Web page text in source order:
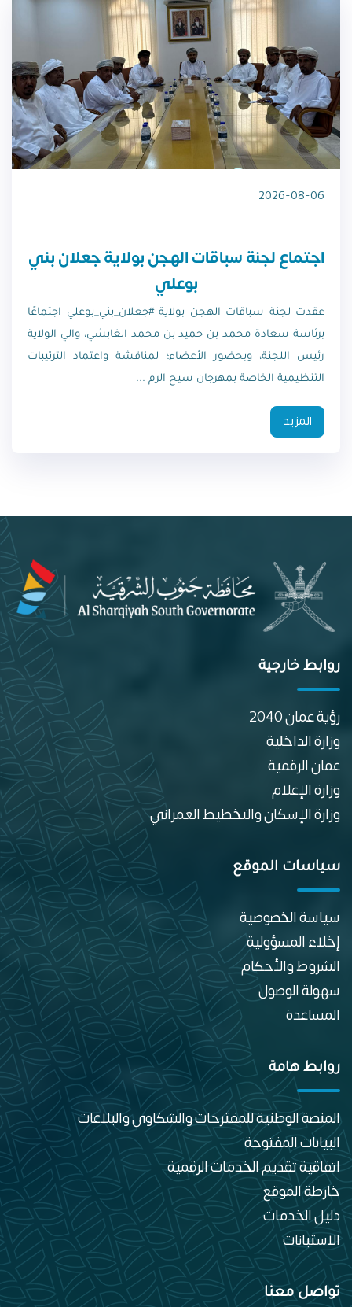
2026-08-06
اجتماع لجنة سباقات الهجن بولاية جعلان بني
بوعلي
عقدت لجنة سباقات الهجن بولاية #جعلان_بني_بوعلي اجتماعًا
برئاسة سعادة محمد بن حميد بن محمد الغابشي، والي الولاية
رئيس اللجنة، وبحضور الأعضاء؛ لمناقشة واعتماد الترتيبات
التنظيمية الخاصة بمهرجان سيح الرم ...
المزيد
روابط خارجية
رؤية عمان 2040
وزارة الداخلية
عمان الرقمية
وزارة الإعلام
وزارة الإسكان والتخطيط العمراني
سياسات الموقع
سياسة الخصوصية
إخلاء المسؤولية
الشروط والأحكام
سهولة الوصول
المساعدة
روابط هامة
المنصة الوطنية للمقترحات والشكاوى والبلاغات
البيانات المفتوحة
اتفاقية تقديم الخدمات الرقمية
خارطة الموقع
دليل الخدمات
الاستبانات
تواصل معنا